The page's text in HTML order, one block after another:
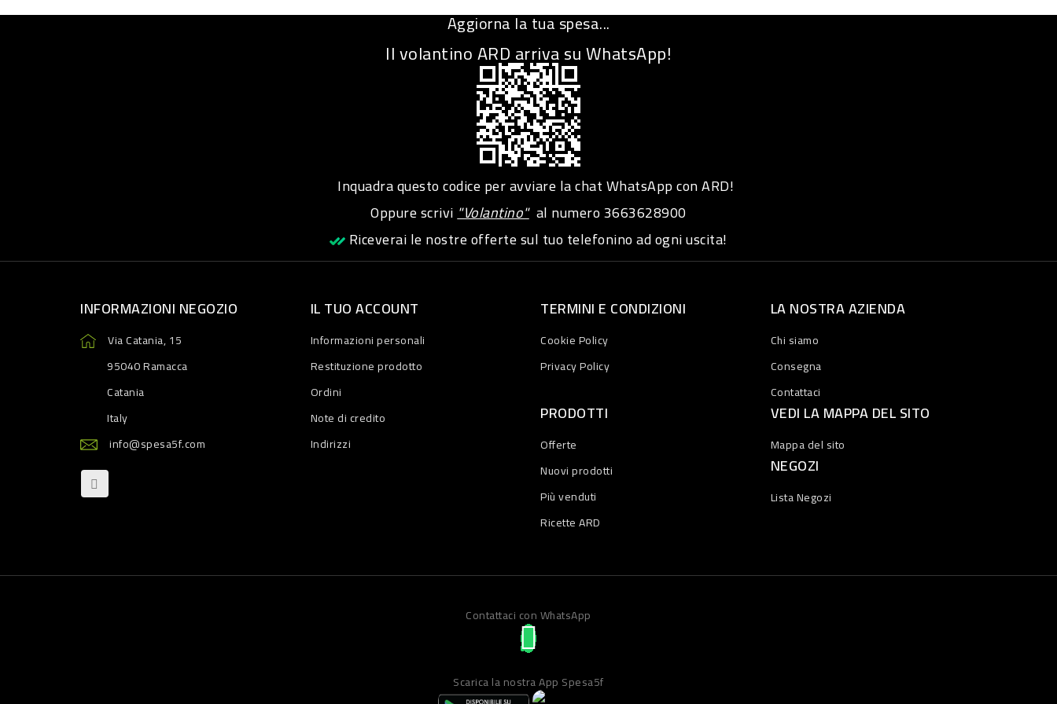
Aggiorna la tua spesa...
Il volantino ARD arriva su WhatsApp!
Inquadra questo codice per avviare la chat WhatsApp con ARD!
Oppure scrivi"Volantino"al numero3663628900
Riceverai le nostre offerte sul tuo telefonino ad ogni uscita!
INFORMAZIONI NEGOZIO
Via Catania, 15
95040 Ramacca
Catania
Italy
info@spesa5f.com
IL TUO ACCOUNT
Informazioni personali
Restituzione prodotto
Ordini
Note di credito
Indirizzi
TERMINI E CONDIZIONI
Cookie Policy
Privacy Policy
LA NOSTRA AZIENDA
Chi siamo
Consegna
Contattaci
PRODOTTI
Offerte
Nuovi prodotti
Più venduti
Ricette ARD
VEDI LA MAPPA DEL SITO
Mappa del sito
NEGOZI
Lista Negozi
Contattaci con WhatsApp
Scarica la nostra App Spesa5f